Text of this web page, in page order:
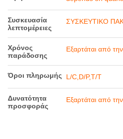
Συσκευασία
λεπτομέρειες
ΣΥΣΚΕΥΤΙΚΟ
Χρόνος
παράδοσης
Εξαρτάται από
Όροι πληρωμής L/C,D/P,T/T
Δυνατότητα
προσφοράς
Εξαρτάται από